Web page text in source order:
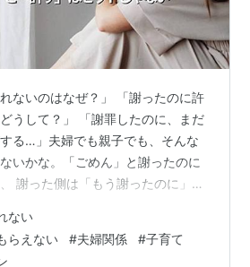
ないのはなぜ？」 「謝ったのに許
うして？」 「謝罪したのに、まだ
る…」夫婦でも親子でも、そんな
いかな。「ごめん」と謝ったのに
謝った側は「もう謝ったのに」
娘や夫とのやり取りを通して強く
「ごめんと言ったかどうか」では
ない
らえない #夫婦関係 #子育て